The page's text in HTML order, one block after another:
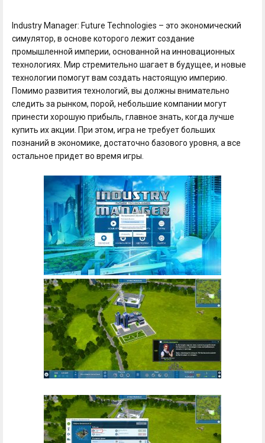
Industry Manager: Future Technologies – это экономический
симулятор, в основе которого лежит создание
промышленной империи, основанной на инновационных
технологиях. Мир стремительно шагает в будущее, и новые
технологии помогут вам создать настоящую империю.
Помимо развития технологий, вы должны внимательно
следить за рынком, порой, небольшие компании могут
принести хорошую прибыль, главное знать, когда лучше
купить их акции. При этом, игра не требует больших
познаний в экономике, достаточно базового уровня, а все
остальное придет во время игры.